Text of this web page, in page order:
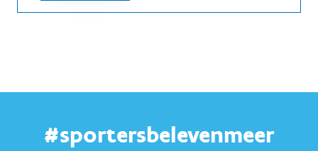
#sportersbelevenmeer